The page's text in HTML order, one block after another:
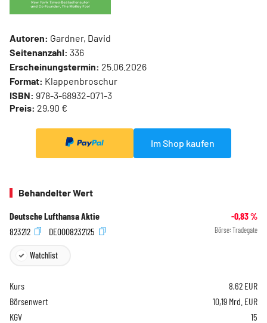
Autoren: Gardner, David
Seitenanzahl: 336
Erscheinungstermin: 25.06.2026
Format: Klappenbroschur
ISBN: 978-3-68932-071-3
Preis: 29,90 €
Im Shop kaufen
Behandelter Wert
Deutsche Lufthansa Aktie -0,83%
823212
DE0008232125 Börse: Tradegate
Watchlist
Kurs 8,62 EUR
Börsenwert
10,19 Mrd. EUR
KGV
15